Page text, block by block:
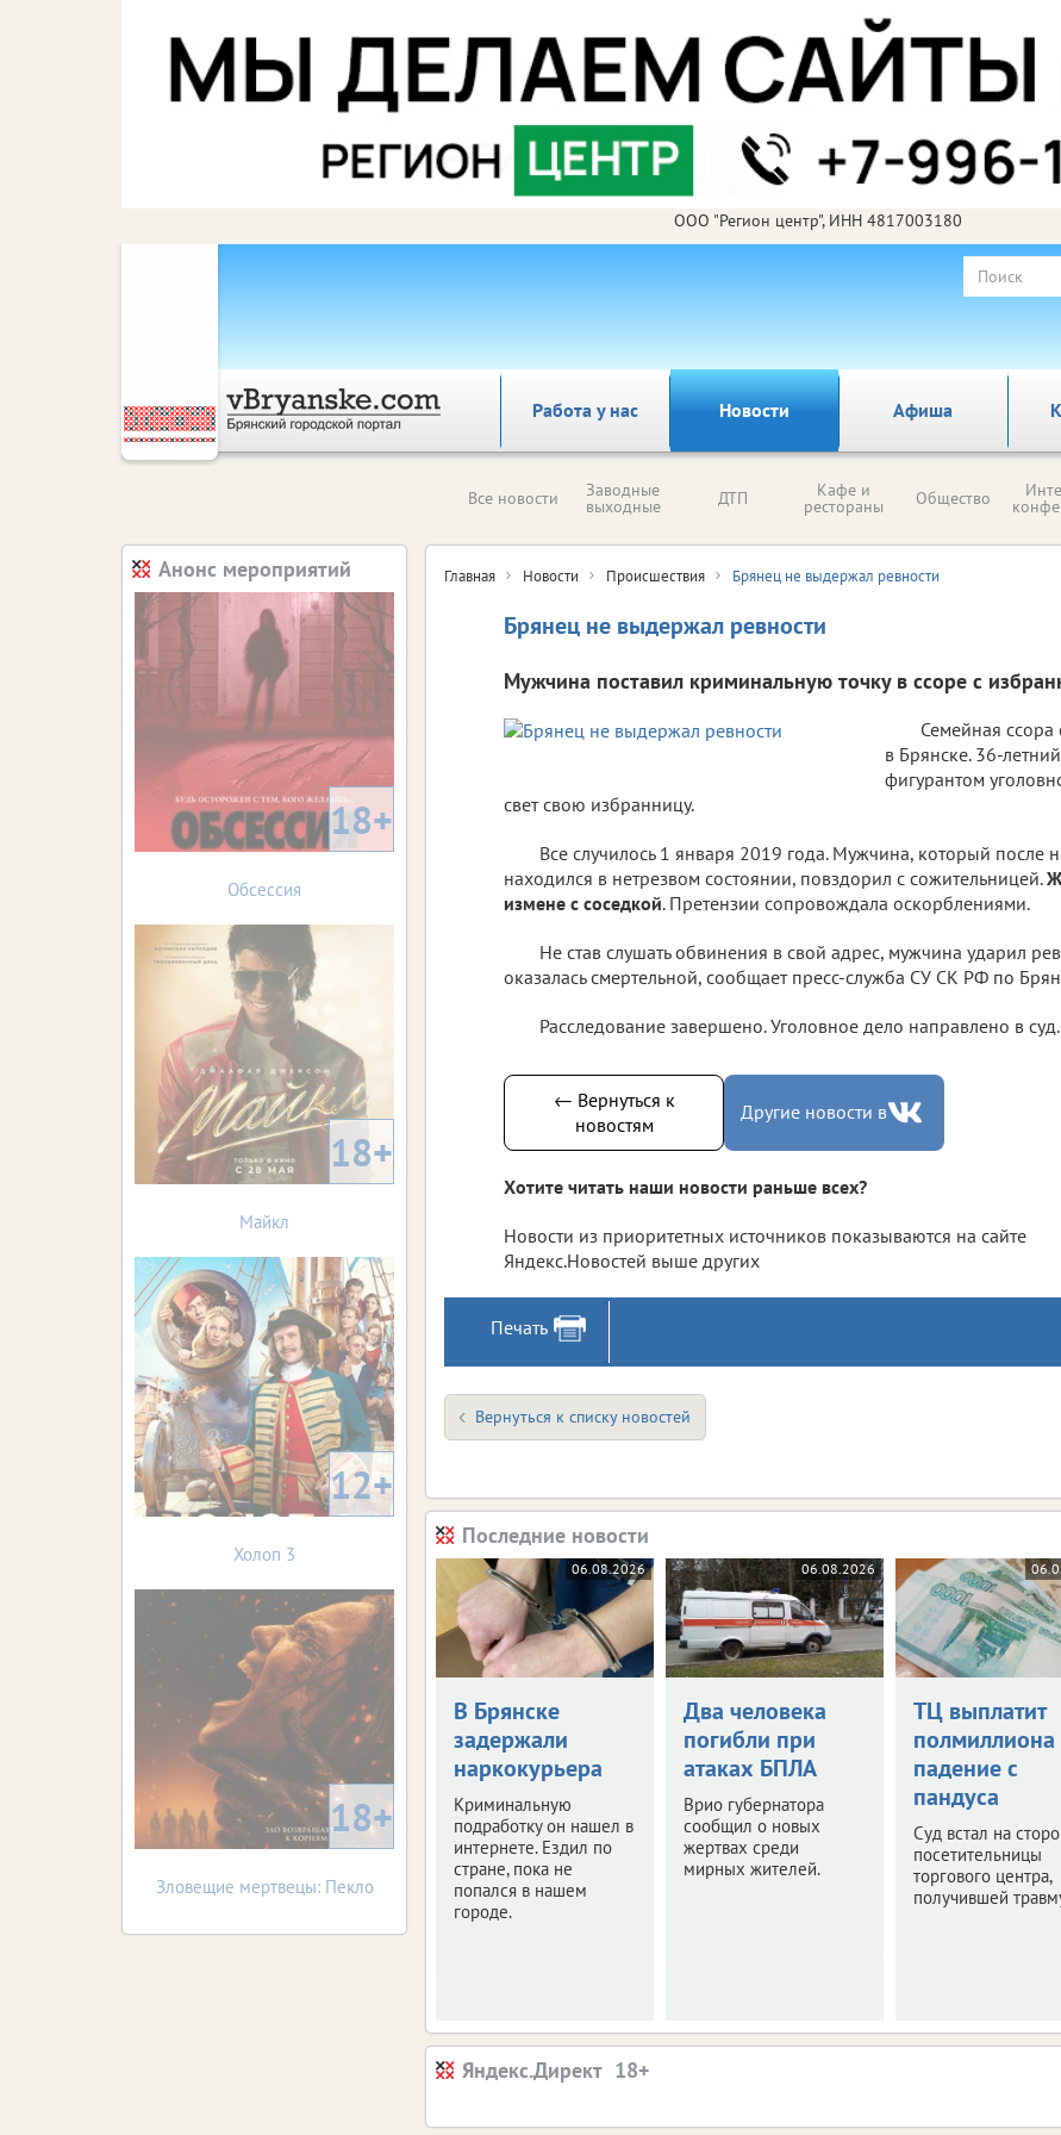
ООО "Регион центр", ИНН 4817003180
Работа у нас Новости Афиша
Все новости Заводные
выходные ДТП Кафе и
рестораны Общество
Главная Новости Происшествия Брянец не выдержал ревности
Брянец не выдержал ревности
Мужчина поставил криминальную точку в ссоре с
Семейная
в Брянске. 36-
фигурантом
свет свою избранницу.
Все случилось 1 января 2019 года. Мужчина, который после
находился в нетрезвом состоянии, повздорил с сожительницей.
измене с соседкой. Претензии сопровождала оскорблениями.
Не став слушать обвинения в свой адрес, мужчина ударил
оказалась смертельной, сообщает пресс-служба СУ СК РФ по
Расследование завершено. Уголовное дело направлено в суд.
← Вернуться к
новостям
Другие новости в
Хотите читать наши новости раньше всех?
Новости из приоритетных источников показываются на сайте
Яндекс.Новостей выше других
Печать
Вернуться к списку новостей
Последние новости
06.08.2026
В Брянске
задержали
наркокурьера
Криминальную
подработку он нашел в
интернете. Ездил по
стране, пока не
попался в нашем
городе.
06.08.2026
Два человека
погибли при
атаках БПЛА
Врио губернатора
сообщил о новых
жертвах среди
мирных жителей.
ТЦ выплатит
полмиллиона
падение с
пандуса
Суд встал на
посетительницы
торгового центра,
получившей
Яндекс.Директ
Анонс мероприятий
18+
Обсессия
18+
Майкл
12+
Холоп 3
18+
Зловещие мертвецы: Пекло